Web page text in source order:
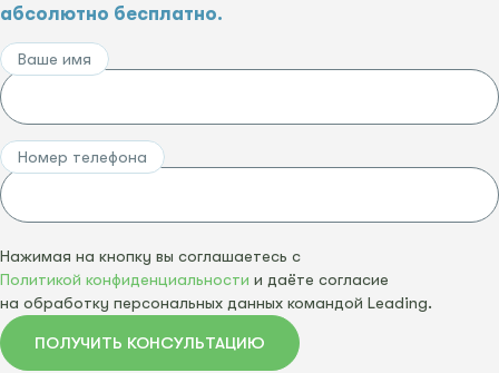
абсолютно бесплатно.
Ваше имя
Номер телефона
Нажимая на кнопку вы соглашаетесь с
Политикой конфиденциальности и даёте согласие
на обработку персональных данных командой Leading.
ПОЛУЧИТЬ КОНСУЛЬТАЦИЮ